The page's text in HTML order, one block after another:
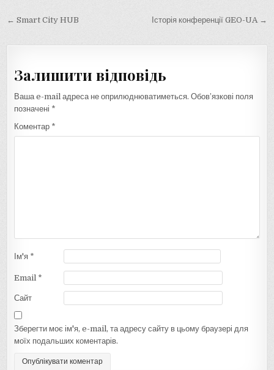
Навігація
записів
← Smart City HUB Історія конференції GEO-UA →
Залишити відповідь
Ваша e-mail адреса не оприлюднюватиметься. Обов’язкові поля
позначені *
Коментар *
Ім'я *
Email *
Сайт
Зберегти моє ім'я, e-mail, та адресу сайту в цьому браузері для
моїх подальших коментарів.